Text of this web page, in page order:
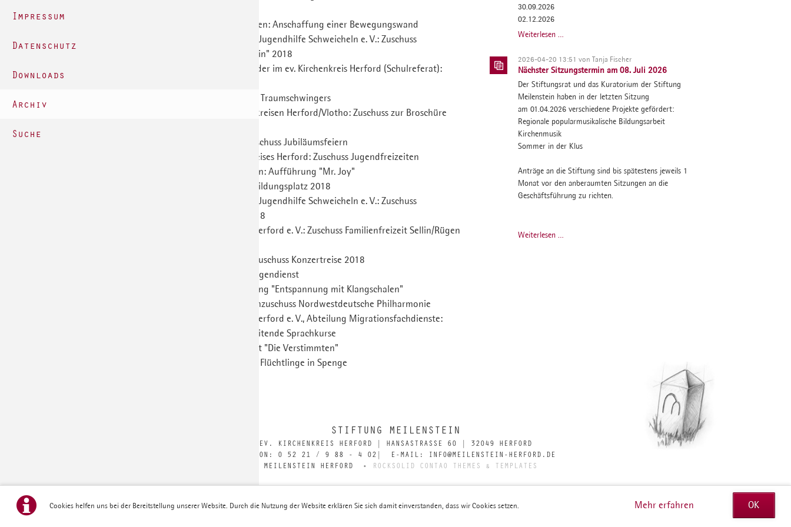
Cookies helfen uns bei der Bereitstellung unserer Website. Durch die Nutzung der Website erklären Sie sich damit einverstanden, dass wir Cookies setzen. Mehr erfahren OK
Ev. Kindertageseinrichtung Herringhausen: Anschaffung einer Bewegungswand
Diakonieverbund Schweicheln e. V. / Ev. Jugendhilfe Schweicheln e. V.: Zuschuss
Sommerfreizeit Wohngruppe "Mittendrin" 2018
Referat für pädagogische Handlungsfelder im ev. Kirchenkreis Herford (Schulreferat):
Johannes-Falk-Haus: Anschaffung eines Traumschwingers
Ev. Erwachsenenbildung in den Kirchenkreisen Herford/Vlotho: Zuschuss zur Broschüre
Ev.-luth. Emmaus-Kirchengemeinde: Zuschuss Jubiläumsfeiern
Amt für Jugendarbeit des ev. Kirchenkreises Herford: Zuschuss Jugendfreizeiten
Ev.-luth. Kirchengemeinde Rödinghausen: Aufführung "Mr. Joy"
Ev. Stiftung Maßarbeit: Förderung Ausbildungsplatz 2018
Diakonieverbund Schweicheln e. V. / Ev. Jugendhilfe Schweicheln e. V.: Zuschuss
Sommerfreizeit Wohngruppe "Paul" 2018
Diakonisches Werk im ev. Kirchenkreis Herford e. V.: Zuschuss Familienfreizeit Sellin/Rügen
Hochschule für Kirchenmusik Herford: Zuschuss Konzertreise 2018
Zuschuss internationaler Jugendfreiwilligendienst
Ev. Kindergarten Dünne: Projektförderung "Entspannung mit Klangschalen"
Generationentreff Enger: Konzertkostenzuschuss Nordwestdeutsche Philharmonie
Diakonisches Werk im ev. Kirchenkreis Herford e. V., Abteilung Migrationsfachdienste:
Unterstützungsangebot studienvorbereitende Sprachkurse
Herforder Mittagstisch e. V.: Chorprojekt "Die Verstimmten"
Asyl Spenge e. V.: Integrationsarbeit für Flüchtlinge in Spenge
30.09.2026
02.12.2026
Weiterlesen …
2026-04-20 13:51 von Tanja Fischer
Nächster Sitzungstermin am 08. Juli 2026
Der Stiftungsrat und das Kuratorium der Stiftung
Meilenstein haben in der letzten Sitzung
am 01.04.2026 verschiedene Projekte gefördert:
Regionale popularmusikalische Bildungsarbeit
Kirchenmusik
Sommer in der Klus
Anträge an die Stiftung sind bis spätestens jeweils 1
Monat vor den anberaumten Sitzungen an die
Geschäftsführung zu richten.
Weiterlesen …
STIFTUNG MEILENSTEIN
EV. KIRCHENKREIS HERFORD | HANSASTRASSE 60 | 32049 HERFORD
TELEFON: 0 52 21 / 9 88 - 4 02| E-MAIL: INFO@MEILENSTEIN-HERFORD.DE
© MEILENSTEIN HERFORD
ROCKSOLID CONTAO THEMES & TEMPLATES
Impressum
Datenschutz
Downloads
Archiv
Suche